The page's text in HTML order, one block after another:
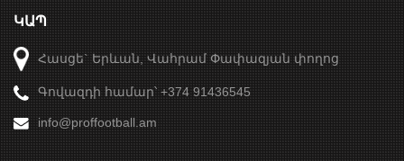
ԿԱՊ
Հասցե` Երևան, Վահրամ Փափազյան փողոց
Գովազդի համար՝ +374 91436545
info@proffootball.am